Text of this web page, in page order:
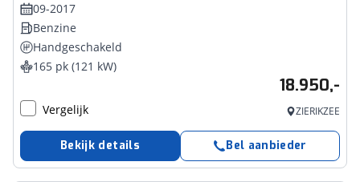
09-2017
Benzine
Handgeschakeld
165 pk (121 kW)
18.950,-
Vergelijk ZIERIKZEE
Bekijk details Bel aanbieder